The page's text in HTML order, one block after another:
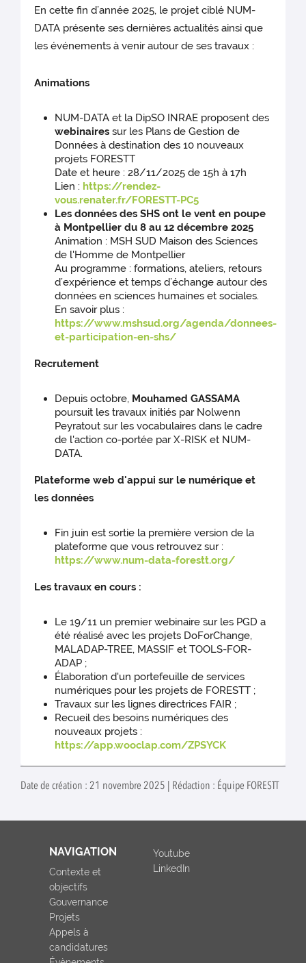
En cette fin d’année 2025, le projet ciblé NUM-
DATA présente ses dernières actualités ainsi que
les événements à venir autour de ses travaux :
Animations
NUM-DATA et la DipSO INRAE proposent des
webinairessur les Plans de Gestion de
Données à destination des 10 nouveaux
projets FORESTT
Date et heure : 28/11/2025 de 15h à 17h
Lien : https://rendez-
vous.renater.fr/FORESTT-PC5
Les données des SHS ont le vent en poupe
à Montpellier du 8 au 12 décembre 2025
Animation : MSH SUD Maison des Sciences
de l'Homme de Montpellier
Au programme : formations, ateliers, retours
d’expérience et temps d’échange autour des
données en sciences humaines et sociales.
En savoir plus :
https://www.mshsud.org/agenda/donnees-
et-participation-en-shs/
Recrutement
Depuis octobre, Mouhamed GASSAMA
poursuit les travaux initiés par Nolwenn
Peyratout sur les vocabulaires dans le cadre
de l'action co-portée par X-RISK et NUM-
DATA.
Plateforme web d'appui sur le numérique et
les données
Fin juin est sortie la première version de la
plateforme que vous retrouvez sur :
https://www.num-data-forestt.org/
Les travaux en cours :
Le 19/11 un premier webinaire sur les PGD a
été réalisé avec les projets DoForChange,
MALADAP-TREE, MASSIF et TOOLS-FOR-
ADAP ;
Élaboration d'un portefeuille de services
numériques pour les projets de FORESTT ;
Travaux sur les lignes directrices FAIR ;
Recueil des besoins numériques des
nouveaux projets :
https://app.wooclap.com/ZPSYCK
Date de création : 21 novembre 2025 | Rédaction : Équipe FORESTT
NAVIGATION
Contexte et
objectifs
Gouvernance
Projets
Appels à
candidatures
Youtube
LinkedIn